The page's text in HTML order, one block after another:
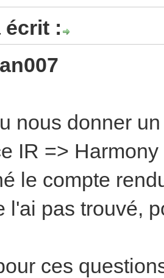
écrit :
nous donner
IR =>
le compte
l'ai pas trouvé,
ces